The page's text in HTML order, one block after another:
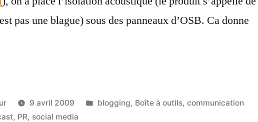
pas une blague) sous des panneaux d’OSB. Ca donne
9 avril 2009
Publié
blogging, Boîte à outils, communication
, PR, social media